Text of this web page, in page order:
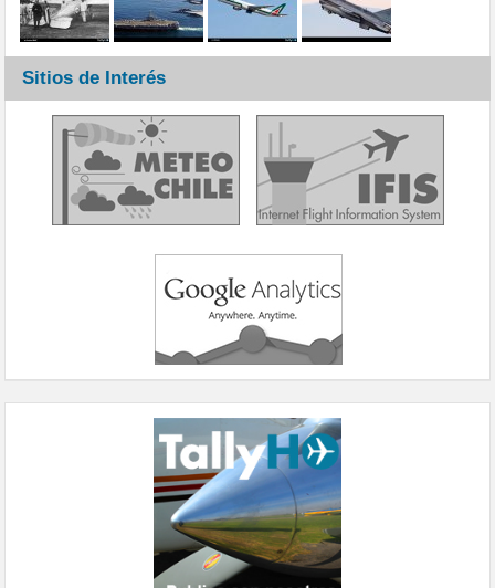
Sitios de Interés